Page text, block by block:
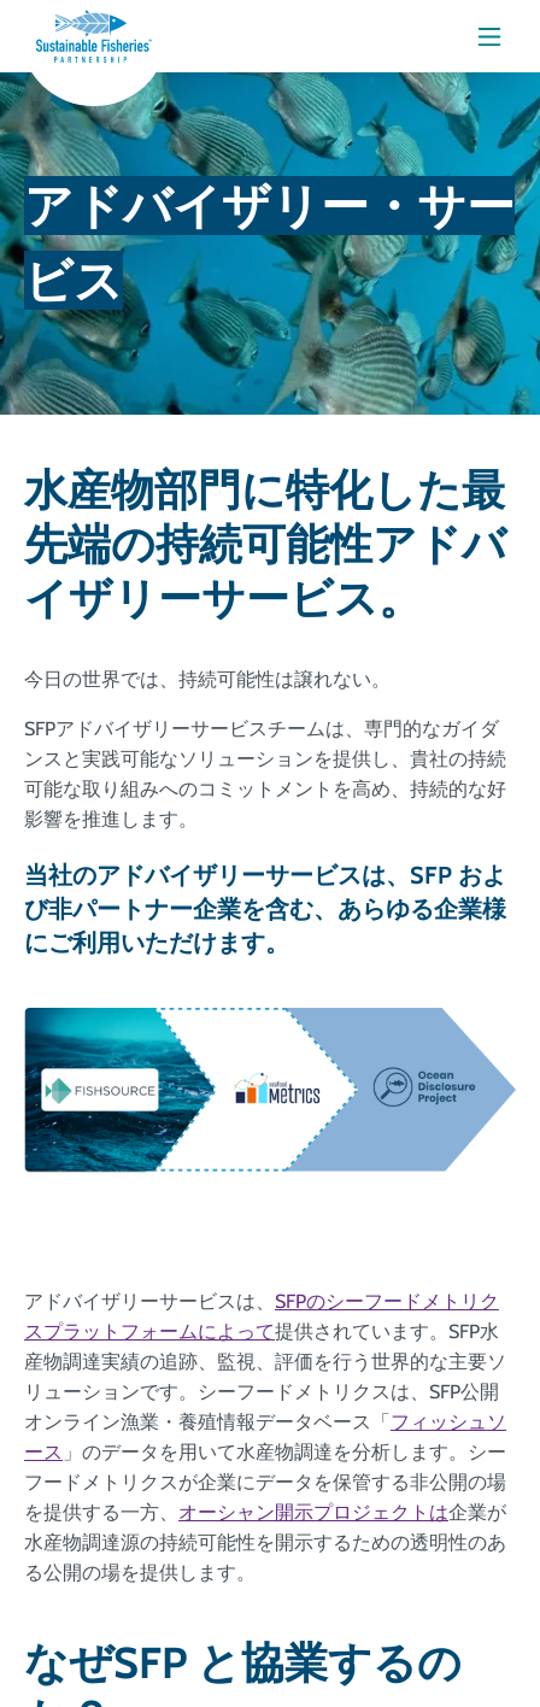
メニ
アドバイザリー・サー
ビス
水産物部門に特化した最
先端の持続可能性アドバ
イザリーサービス。
今日の世界では、持続可能性は譲れない。
SFPアドバイザリーサービスチームは、専門的なガイダ
ンスと実践可能なソリューションを提供し、貴社の持続
可能な取り組みへのコミットメントを高め、持続的な好
影響を推進します。
当社のアドバイザリーサービスは、SFP およ
び非パートナー企業を含む、あらゆる企業様
にご利用いただけます。
アドバイザリーサービスは、 SFPのシーフードメトリク
スプラットフォームによって提供されています。SFP水
産物調達実績の追跡、監視、評価を行う世界的な主要ソ
リューションです。シーフードメトリクスは、SFP公開
オンライン漁業・養殖情報データベース「 フィッシュソ
ース 」のデータを用いて水産物調達を分析します。シー
フードメトリクスが企業にデータを保管する非公開の場
を提供する一方、 オーシャン開示プロジェクトは企業が
水産物調達源の持続可能性を開示するための透明性のあ
る公開の場を提供します。
なぜSFP と協業するの